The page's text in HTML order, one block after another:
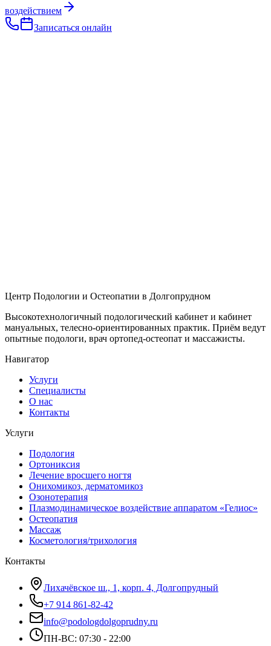
воздействием
Записаться онлайн
Центр Подологии и Остеопатии в Долгопрудном
Высокотехнологичный подологический кабинет и кабинет
мануальных, телесно-ориентированных практик. Приём ведут
опытные подологи, врач ортопед-остеопат и массажисты.
Навигатор
Услуги
Специалисты
О нас
Контакты
Услуги
Подология
Ортониксия
Лечение вросшего ногтя
Онихомикоз, дерматомикоз
Озонотерапия
Плазмодинамическое воздействие аппаратом «Гелиос»
Остеопатия
Массаж
Косметология/трихология
Контакты
Лихачёвское ш., 1, корп. 4, Долгопрудный
+7 914 861-82-42
info@podologdolgoprudny.ru
ПН-ВС: 07:30 - 22:00